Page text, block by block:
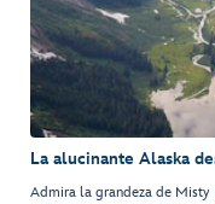
La alucinante Alaska
Admira la grandeza de Misty